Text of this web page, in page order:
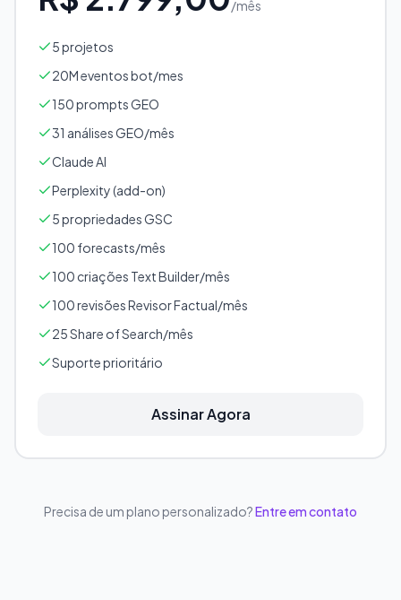
/mês
5 projetos
20M eventos bot/mes
150 prompts GEO
31 análises GEO/mês
Claude AI
Perplexity (add-on)
5 propriedades GSC
100 forecasts/mês
100 criações Text Builder/mês
100 revisões Revisor Factual/mês
25 Share of Search/mês
Suporte prioritário
Assinar Agora
Precisa de um plano personalizado?Entre em contato